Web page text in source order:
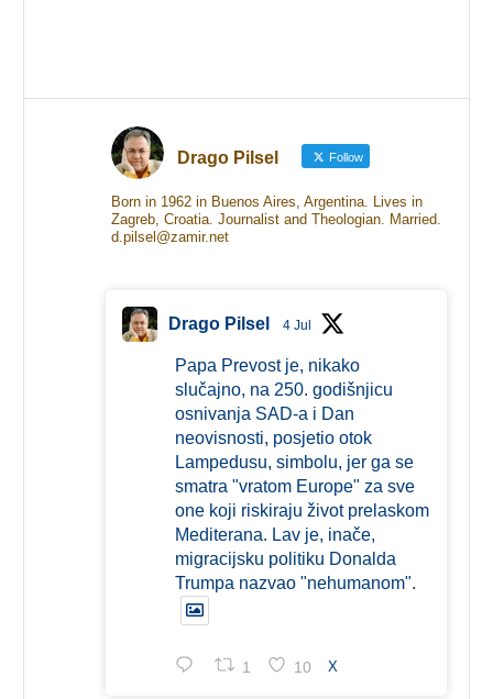
Drago Pilsel Follow
Born in 1962 in Buenos Aires, Argentina. Lives in
Zagreb, Croatia. Journalist and Theologian. Married.
d.pilsel@zamir.net
Drago Pilsel 4 Jul
Papa Prevost je, nikako
slučajno, na 250. godišnjicu
osnivanja SAD-a i Dan
neovisnosti, posjetio otok
Lampedusu, simbolu, jer ga se
smatra "vratom Europe" za sve
one koji riskiraju život prelaskom
Mediterana. Lav je, inače,
migracijsku politiku Donalda
Trumpa nazvao "nehumanom".
1 10 X